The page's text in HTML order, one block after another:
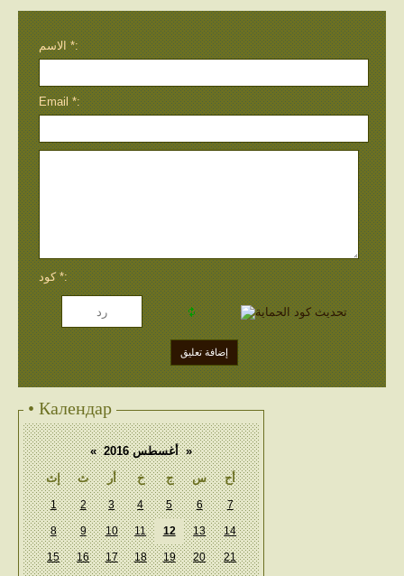
الاسم *:
Email *:
كود *:
• Календар
« أغسطس 2016 »
إث
ث أر خ ج س أح
1 2 3 4 5 6 7
8 9 10 11 12 13 14
15 16 17 18 19 20 21